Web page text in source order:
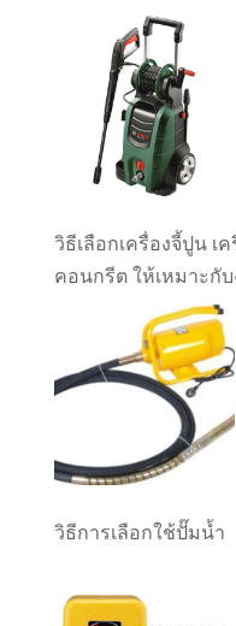
วิธีเลือกเครื่องจี้ปูน เ
คอนกรีต ให้เหมาะกั
วิธีการเลือกใช้ปั๊มน้ำ